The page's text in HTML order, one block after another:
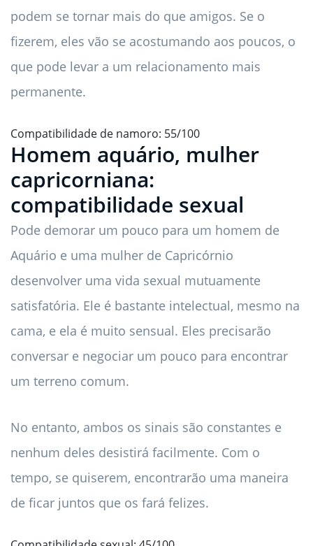
podem se tornar mais do que amigos. Se o
fizerem, eles vão se acostumando aos poucos, o
que pode levar a um relacionamento mais
permanente.
Compatibilidade de namoro: 55/100
Homem aquário, mulher
capricorniana:
compatibilidade sexual
Pode demorar um pouco para um homem de
Aquário e uma mulher de Capricórnio
desenvolver uma vida sexual mutuamente
satisfatória. Ele é bastante intelectual, mesmo na
cama, e ela é muito sensual. Eles precisarão
conversar e negociar um pouco para encontrar
um terreno comum.
No entanto, ambos os sinais são constantes e
nenhum deles desistirá facilmente. Com o
tempo, se quiserem, encontrarão uma maneira
de ficar juntos que os fará felizes.